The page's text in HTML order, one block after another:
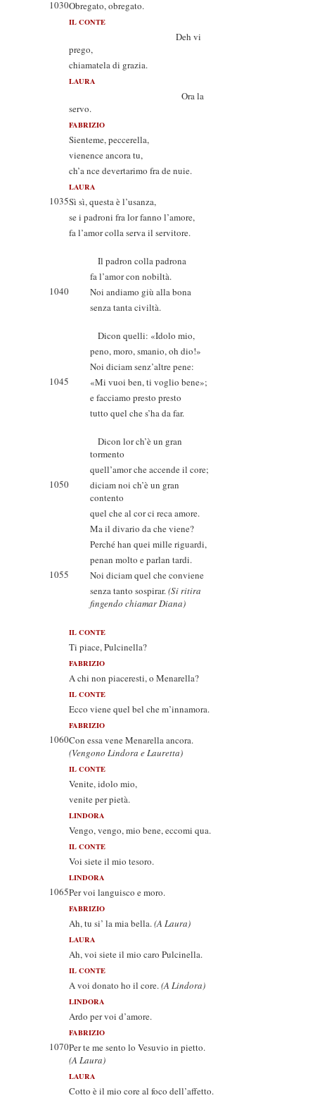
1030Obregato, obregato.
IL CONTE
Deh vi
prego,
chiamatela di grazia.
LAURA
Ora la
servo.
FABRIZIO
Sienteme, peccerella,
vienence ancora tu,
ch’a nce devertarimo fra de nuie.
LAURA
1035Sì sì, questa è l’usanza,
se i padroni fra lor fanno l’amore,
fa l’amor colla serva il servitore.
Il padron colla padrona
fa l’amor con nobiltà.
1040
Noi andiamo giù alla bona
senza tanta civiltà.
Dicon quelli: «Idolo mio,
peno, moro, smanio, oh dio!»
Noi diciam senz’altre pene:
1045
«Mi vuoi ben, ti voglio bene»;
e facciamo presto presto
tutto quel che s’ha da far.
Dicon lor ch’è un gran
tormento
quell’amor che accende il core;
1050
diciam noi ch’è un gran
contento
quel che al cor ci reca amore.
Ma il divario da che viene?
Perché han quei mille riguardi,
penan molto e parlan tardi.
1055
Noi diciam quel che conviene
senza tanto sospirar.(Si ritira
fingendo chiamar Diana)
IL CONTE
Ti piace, Pulcinella?
FABRIZIO
A chi non piaceresti, o Menarella?
IL CONTE
Ecco viene quel bel che m’innamora.
FABRIZIO
1060Con essa vene Menarella ancora.
(Vengono Lindora e Lauretta)
IL CONTE
Venite, idolo mio,
venite per pietà.
LINDORA
Vengo, vengo, mio bene, eccomi qua.
IL CONTE
Voi siete il mio tesoro.
LINDORA
1065Per voi languisco e moro.
FABRIZIO
Ah, tu si’ la mia bella.(A Laura)
LAURA
Ah, voi siete il mio caro Pulcinella.
IL CONTE
A voi donato ho il core.(A Lindora)
LINDORA
Ardo per voi d’amore.
FABRIZIO
1070Per te me sento lo Vesuvio in pietto.
(A Laura)
LAURA
Cotto è il mio core al foco dell’affetto.